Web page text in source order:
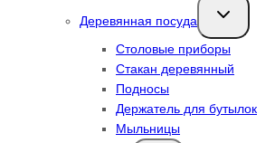
Деревянная посуда
Переключить
дочернее
Столовые приборы
Стакан деревянный
Подносы
Держатель для бутылок
Мыльницы